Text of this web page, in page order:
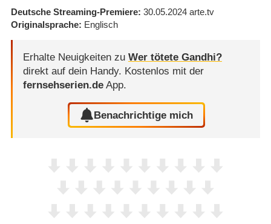
Deutsche Streaming-Premiere 30.05.2024 arte.tv
Originalsprache Englisch
Erhalte Neuigkeiten zu Wer tötete Gandhi?
direkt auf dein Handy. Kostenlos mit der
fernsehserien.deApp.
Benachrichtige mich